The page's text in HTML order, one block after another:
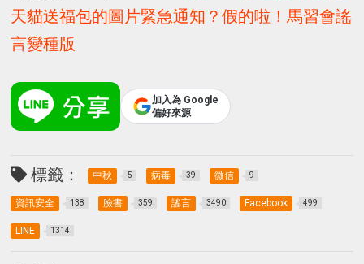
天貓送福包的圖片緊急通知？假的啦！馬習會謠
言變種版
加入為 Google
偏好來源
標籤： 中秋 5 病毒 39 微信 9
資訊安全 138 臉書 359 謠言 3490 Facebook 499
LINE 1314